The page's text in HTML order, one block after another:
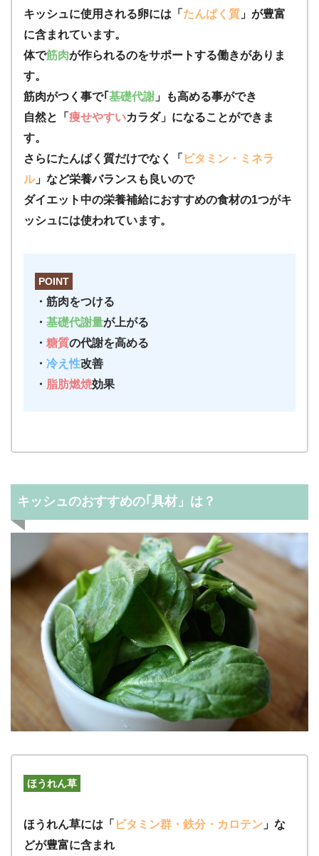
キッシュに使用される卵には「 たんぱく質 」が豊富
に含まれています。
体で筋肉が作られるのをサポートする働きがありま
す。
筋肉がつく事で｢基礎代謝 」も高める事ができ
自然と「 痩せやすいカラダ」になることができま
す。
さらにたんぱく質だけでなく「 ビタミン・ミネラ
ル」など栄養バランスも良いので
ダイエット中の栄養補給におすすめの食材の1つがキ
ッシュには使われています。
POINT
・筋肉をつける
・ 基礎代謝量が上がる
・ 糖質の代謝を高める
・ 冷え性改善
・ 脂肪燃焼効果
キッシュのおすすめの｢具材」は？
ほうれん草
ほうれん草には「 ビタミン群・鉄分・カロテン 」な
どが豊富に含まれ